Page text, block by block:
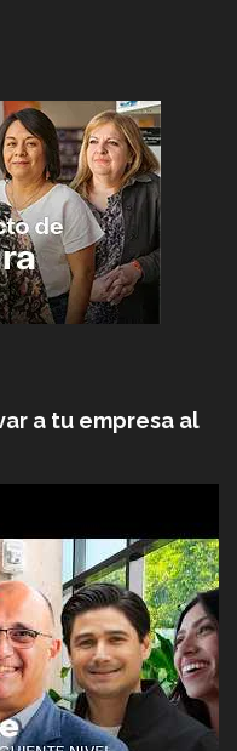
a tu empresa al